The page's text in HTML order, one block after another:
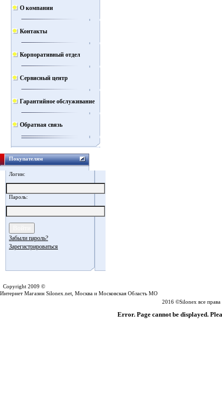
О компании
Контакты
Корпоративный отдел
Сервисный центр
Гарантийное обслуживание
Обратная связь
Покупателям
Логин:
Пароль:
Забыли пароль?
Зарегистрироваться
Copyright 2009 ©
Интернет Магазин Silonex.net, Москва и Московская Область МО
2016 ©Silonex все
Error. Page cannot be displayed.